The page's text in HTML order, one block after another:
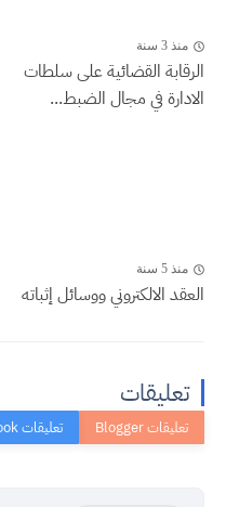
منذ 3 سنة
الرقابة القضائية على سلطات
الادارة في مجال الضبط...
منذ 5 سنة
العقد الالكتروني ووسائل إثباته
تعليقات